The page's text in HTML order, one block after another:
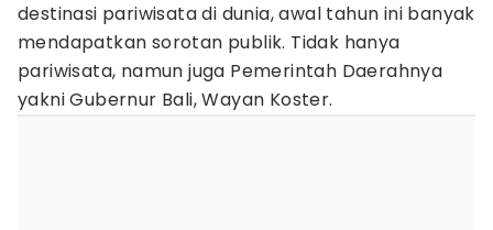
destinasi pariwisata di dunia, awal tahun ini banyak
mendapatkan sorotan publik. Tidak hanya
pariwisata, namun juga Pemerintah Daerahnya
yakni Gubernur Bali, Wayan Koster.